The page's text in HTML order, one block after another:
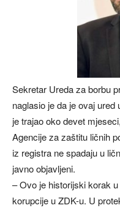
Sekretar Ureda za borbu
naglasio je da je ovaj
je trajao oko devet
Agencije za zaštitu ličnih
iz registra ne spadaju u
javno objavljeni.
– Ovo je historijski korak
korupcije u ZDK-u. U